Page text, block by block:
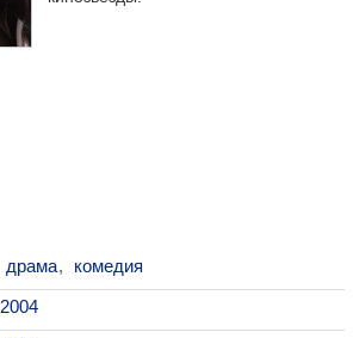
драма, комедия
2004